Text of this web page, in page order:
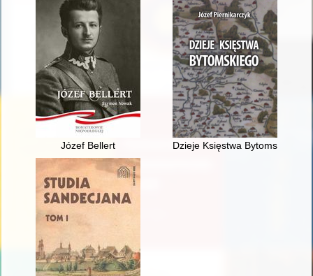
Józef Bellert Dzieje Księstwa Bytomskiego